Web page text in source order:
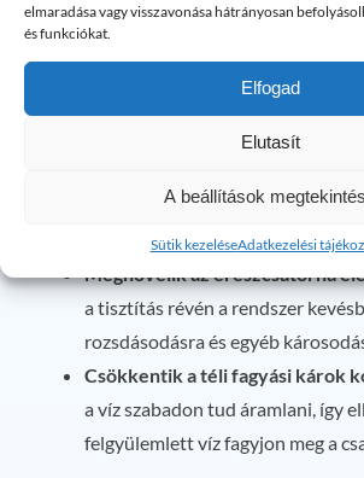
elmaradása vagy visszavonása hátrányosan
és funkciókat.
Elfogad
Elutasít
A beállítások
Sütik kezeléseAdatkezelési
A tiszta ereszcsatorna előnyei
A rendszeresen karbantartott és tiszta
számos előnnyel járnak:
amelyek hosszú távon jelentős
költségekkel járhatnak.
Megnövelik az ereszcsatorna
a tisztítás révén a rendszer
rozsdásodásra és egyéb
Csökkentik a téli fagyási károk
a víz szabadon tud áramlani, így
felgyülemlett víz fagyjon meg a